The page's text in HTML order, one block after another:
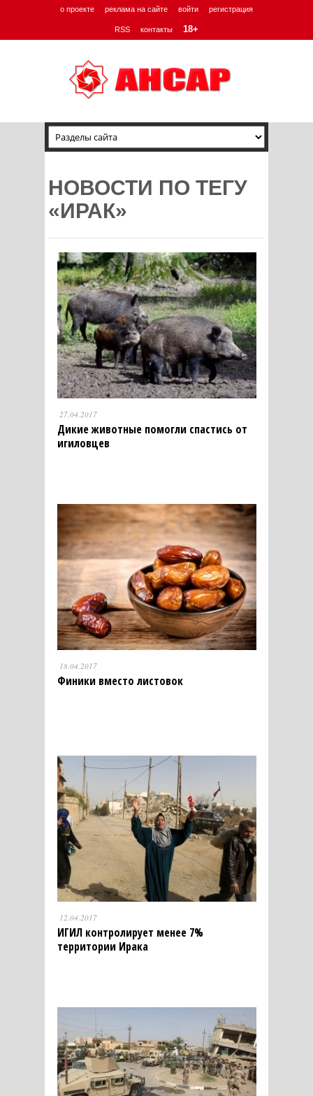
о проекте реклама на сайте войти регистрация
RSS контакты 18+
НОВОСТИ ПО ТЕГУ
«ИРАК»
27.04.2017
Дикие животные помогли спастись от
игиловцев
18.04.2017
Финики вместо листовок
12.04.2017
ИГИЛ контролирует менее 7%
территории Ирака